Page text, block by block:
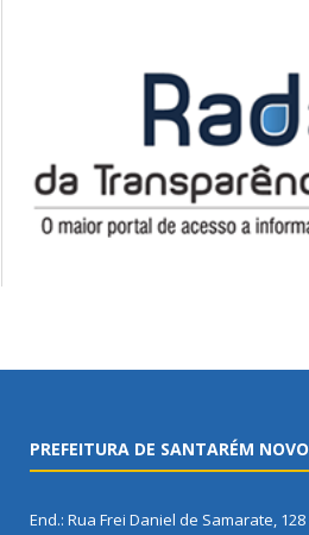
PREFEITURA DE SANTARÉM NOVO
End.: Rua Frei Daniel de Samarate, 128